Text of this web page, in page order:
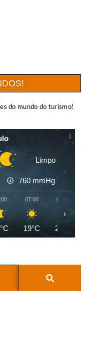
do mundo do turismo!
Limpo
760 mmHg
07:00
19°C
08:00
21°C
›